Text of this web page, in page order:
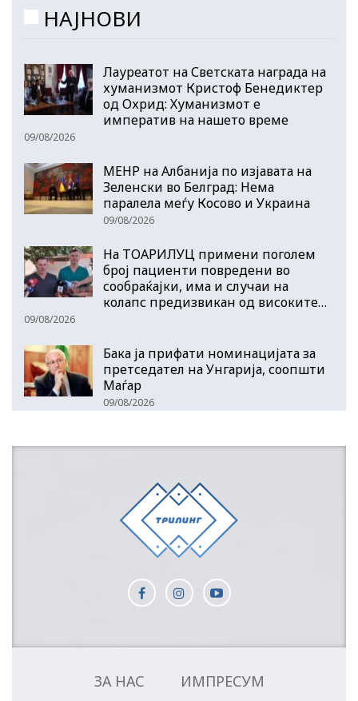
НАЈНОВИ
Лауреатот на Светската награда на
хуманизмот Кристоф Бенедиктер
од Охрид: Хуманизмот е
императив на нашето време
09/08/2026
МЕНР на Албанија по изјавата на
Зеленски во Белград: Нема
паралела меѓу Косово и Украина
09/08/2026
На ТОАРИЛУЦ примени поголем
број пациенти повредени во
сообраќајки, има и случаи на
колапс предизвикан од високите…
09/08/2026
Бака ја прифати номинацијата за
претседател на Унгарија, соопшти
Маѓар
09/08/2026
ЗА НАС
ИМПРЕСУМ